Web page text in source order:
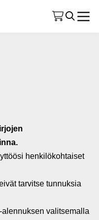
henkilökohtaiset
tarvitse tunnuksia
valitsemalla